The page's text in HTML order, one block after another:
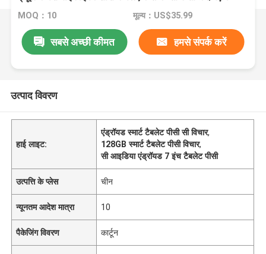
CM513
MOQ：10 मूल्य：US$35.99
सबसे अच्छी कीमत हमसे संपर्क करें
उत्पाद विवरण
हाई लाइट:
एंड्रॉयड स्मार्ट टैबलेट पीसी सी विचार,
128GB स्मार्ट टैबलेट पीसी विचार,
सी आइडिया एंड्रॉयड 7 इंच टैबलेट पीसी
उत्पत्ति के प्लेस चीन
न्यूनतम आदेश मात्रा 10
पैकेजिंग विवरण कार्टून